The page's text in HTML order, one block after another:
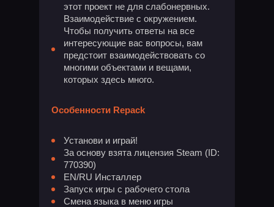
этот проект не для слабонервных.
Взаимодействие с окружением.
Чтобы получить ответы на все
интересующие вас вопросы, вам
предстоит взаимодействовать со
многими объектами и вещами,
которых здесь много.
Особенности Repack
Установи и играй!
За основу взята лицензия Steam (ID:
770390)
EN/RU Инсталлер
Запуск игры с рабочего стола
Смена языка в меню игры